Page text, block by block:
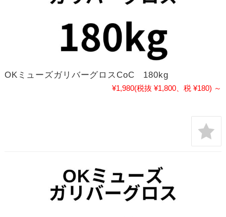
OKミューズガリバーグロスCoC 180kg
¥1,980(税抜 ¥1,800、税 ¥180) ～